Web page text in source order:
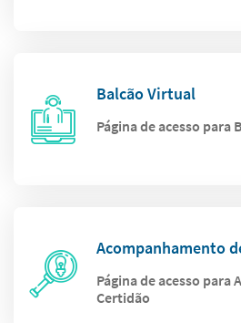
Balcão Virtual
Página de acesso para
Acompanhamento
Página de acesso para
Certidão